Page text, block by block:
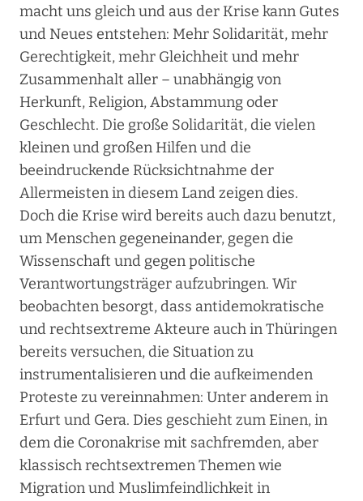
macht uns gleich und aus der Krise kann Gutes
und Neues entstehen: Mehr Solidarität, mehr
Gerechtigkeit, mehr Gleichheit und mehr
Zusammenhalt aller – unabhängig von
Herkunft, Religion, Abstammung oder
Geschlecht. Die große Solidarität, die vielen
kleinen und großen Hilfen und die
beeindruckende Rücksichtnahme der
Allermeisten in diesem Land zeigen dies.
Doch die Krise wird bereits auch dazu benutzt,
um Menschen gegeneinander, gegen die
Wissenschaft und gegen politische
Verantwortungsträger aufzubringen. Wir
beobachten besorgt, dass antidemokratische
und rechtsextreme Akteure auch in Thüringen
bereits versuchen, die Situation zu
instrumentalisieren und die aufkeimenden
Proteste zu vereinnahmen: Unter anderem in
Erfurt und Gera. Dies geschieht zum Einen, in
dem die Coronakrise mit sachfremden, aber
klassisch rechtsextremen Themen wie
Migration und Muslimfeindlichkeit in